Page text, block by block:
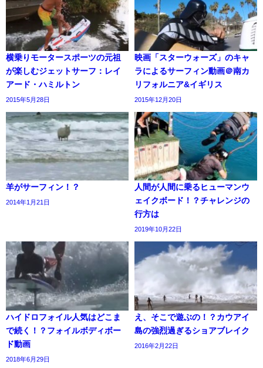
横乗りモータースポーツの元祖
が楽しむジェットサーフ：レイ
アード・ハミルトン
2015年5月28日
映画「スターウォーズ」のキャ
ラによるサーフィン動画＠南カ
リフォルニア&イギリス
2015年12月20日
羊がサーフィン！？
2014年1月21日
人間が人間に乗るヒューマンウ
ェイクボード！？チャレンジの
行方は
2019年10月22日
ハイドロフォイル人気はどこま
で続く！？フォイルボディボー
ド動画
2018年6月29日
え、そこで遊ぶの！？カウアイ
島の強烈過ぎるショアブレイク
2016年2月22日